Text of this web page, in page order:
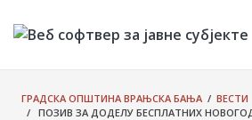
ГРАДСКА ОПШТИНА ВРАЊСКА БАЊА / ВЕСТИ
/ ПОЗИВ ЗА ДОДЕЛУ БЕСПЛАТНИХ